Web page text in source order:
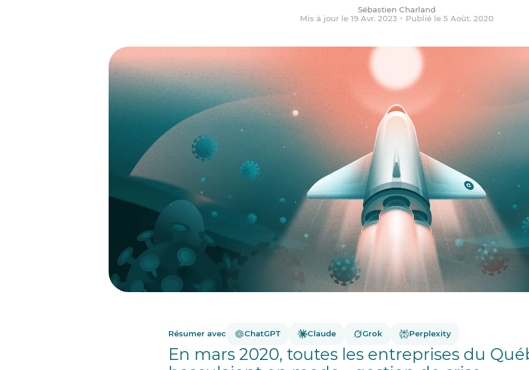
Sébastien Charland
Mis à jour le 19 Avr. 2023
Publié le 5 Août. 2020
Résumer avec ChatGPT Claude Grok Perplexity
En mars 2020, toutes les entreprises du